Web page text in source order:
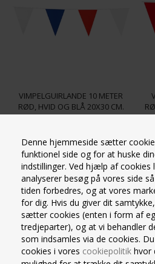
Denne hjemmeside sætter
funktionel side og for at huske
indstillinger. Ved hjælp af cookies
analyserer besøg på vores side
tiden forbedres, og at vores
for dig. Hvis du giver dit
sætter cookies (enten i form af
tredjeparter), og at vi behandler
som indsamles via de cookies.
cookies i vores cookiepolitik hvor
VIMPELGUIRLANDE 10 METER
RØD, HVID OG BLÅ 20X30 CM.
vimpelbanner med snor.
Størrelse på flag: 20x30 cm.
Længde: 10 meter
Antal flag: 15 flag pr. guirlande
Materiale: Plast og plastsnor
Farve: Rød, hvid og blå
Varenummer 17694002
På lager
14,50 Kr.
VIS PRODUKT